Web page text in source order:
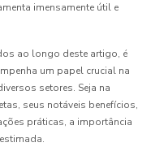
imensamente útil e
ao longo deste artigo, é
um papel crucial na
setores. Seja na
seus notáveis benefícios,
práticas, a importância